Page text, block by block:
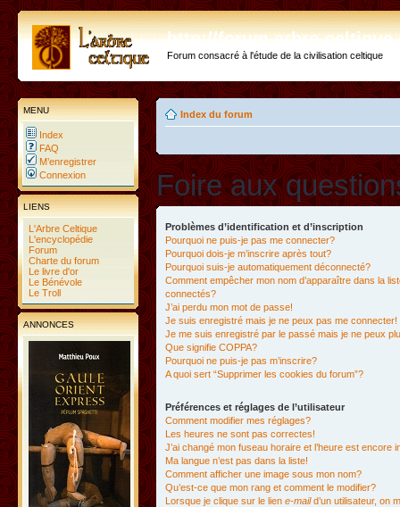
http://forum.arbre-
Forum consacré à l'étude de la civilisation celtique
MENU
Index
FAQ
M’enregistrer
Connexion
LIENS
L'Arbre Celtique
L'encyclopédie
Forum
Charte du forum
Le livre d'or
Le Bénévole
Le Troll
ANNONCES
Index du forum
Foire aux
Problèmes d’identification et d’inscription
Pourquoi ne puis-je pas me connecter?
Pourquoi dois-je m’inscrire après tout?
Pourquoi suis-je automatiquement déconnecté?
Comment empêcher mon nom d’apparaître dans la
connectés?
J’ai perdu mon mot de passe!
Je suis enregistré mais je ne peux pas me connecter!
Je me suis enregistré par le passé mais je ne peux
Que signifie COPPA?
Pourquoi ne puis-je pas m’inscrire?
A quoi sert “Supprimer les cookies du forum”?
Préférences et réglages de l’utilisateur
Comment modifier mes réglages?
Les heures ne sont pas correctes!
J’ai changé mon fuseau horaire et l’heure est encore
Ma langue n’est pas dans la liste!
Comment afficher une image sous mon nom?
Qu’est-ce que mon rang et comment le modifier?
Lorsque je clique sur le lien e-maild’un utilisateur, on